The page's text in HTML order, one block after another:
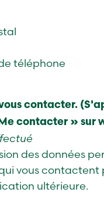
téléphone
contacter.
contacter » sur
des données
vous contactent
ultérieure.